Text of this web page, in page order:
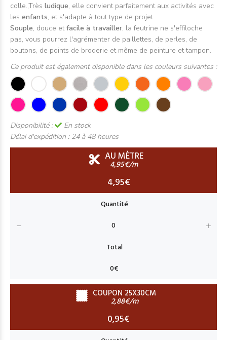
colle.,Très ludique, elle convient parfaitement aux activités avec
les enfants, et s'adapte à tout type de projet.
Souple, douce etfacile à travailler, la feutrine ne s'effiloche
pas, vous pourrez l'agrémenter de paillettes, de perles, de
boutons, de points de broderie et même de peinture et tampon.
Ce produit est également disponible dans les couleurs suivantes :
Disponibilité :
En stock
Délai d'expédition : 24 à 48 heures
AU MÈTRE
4,95€/m
4,95€
COUPON 25X30CM
2,88€/m
0,95€